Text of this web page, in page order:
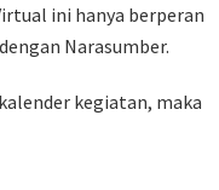
ini hanya berperan
Narasumber.
kegiatan, maka